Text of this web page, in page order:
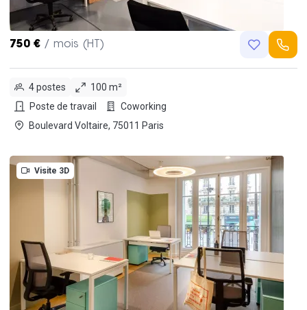
750 € / mois (HT)
4 postes
100 m²
Poste de travail
Coworking
Boulevard Voltaire, 75011 Paris
Visite 3D